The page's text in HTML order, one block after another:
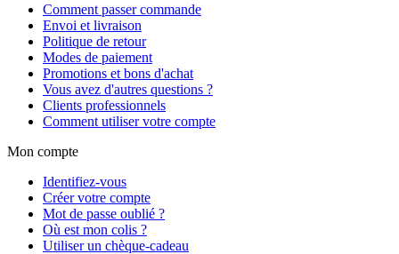
Comment passer commande
Envoi et livraison
Politique de retour
Modes de paiement
Promotions et bons d'achat
Vous avez d'autres questions ?
Clients professionnels
Comment utiliser votre compte
Mon compte
Identifiez-vous
Créer votre compte
Mot de passe oublié ?
Où est mon colis ?
Utiliser un chèque-cadeau